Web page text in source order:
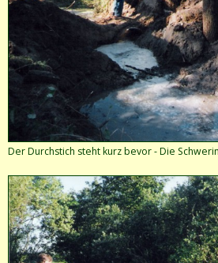
Der Durchstich steht kurz bevor - Die